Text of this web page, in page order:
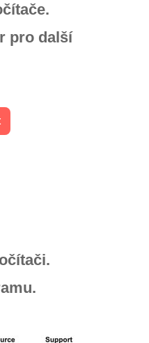
pro další